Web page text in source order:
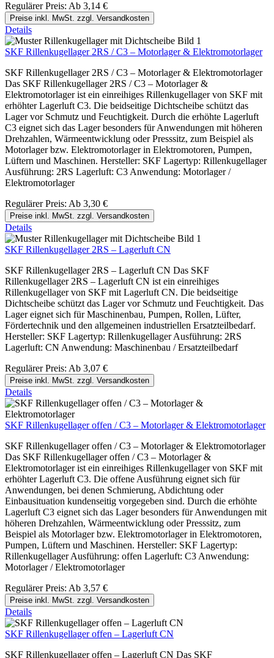
Regulärer Preis: Ab 3,14 €
Preise inkl. MwSt. zzgl. Versandkosten
Details
SKF Rillenkugellager 2RS / C3 – Motorlager & Elektromotorlager
SKF Rillenkugellager 2RS / C3 – Motorlager & Elektromotorlager
Das SKF Rillenkugellager 2RS / C3 – Motorlager &
Elektromotorlager ist ein einreihiges Rillenkugellager von SKF mit
erhöhter Lagerluft C3. Die beidseitige Dichtscheibe schützt das
Lager vor Schmutz und Feuchtigkeit. Durch die erhöhte Lagerluft
C3 eignet sich das Lager besonders für Anwendungen mit höheren
Drehzahlen, Wärmeentwicklung oder Presssitz, zum Beispiel als
Motorlager bzw. Elektromotorlager in Elektromotoren, Pumpen,
Lüftern und Maschinen. Hersteller: SKF Lagertyp: Rillenkugellager
Ausführung: 2RS Lagerluft: C3 Anwendung: Motorlager /
Elektromotorlager
Regulärer Preis: Ab 3,30 €
Preise inkl. MwSt. zzgl. Versandkosten
Details
SKF Rillenkugellager 2RS – Lagerluft CN
SKF Rillenkugellager 2RS – Lagerluft CN Das SKF
Rillenkugellager 2RS – Lagerluft CN ist ein einreihiges
Rillenkugellager von SKF mit Lagerluft CN. Die beidseitige
Dichtscheibe schützt das Lager vor Schmutz und Feuchtigkeit. Das
Lager eignet sich für Maschinenbau, Pumpen, Rollen, Lüfter,
Fördertechnik und den allgemeinen industriellen Ersatzteilbedarf.
Hersteller: SKF Lagertyp: Rillenkugellager Ausführung: 2RS
Lagerluft: CN Anwendung: Maschinenbau / Ersatzteilbedarf
Regulärer Preis: Ab 3,07 €
Preise inkl. MwSt. zzgl. Versandkosten
Details
SKF Rillenkugellager offen / C3 – Motorlager & Elektromotorlager
SKF Rillenkugellager offen / C3 – Motorlager & Elektromotorlager
Das SKF Rillenkugellager offen / C3 – Motorlager &
Elektromotorlager ist ein einreihiges Rillenkugellager von SKF mit
erhöhter Lagerluft C3. Die offene Ausführung eignet sich für
Anwendungen, bei denen Schmierung, Abdichtung oder
Einbausituation kundenseitig vorgegeben sind. Durch die erhöhte
Lagerluft C3 eignet sich das Lager besonders für Anwendungen mit
höheren Drehzahlen, Wärmeentwicklung oder Presssitz, zum
Beispiel als Motorlager bzw. Elektromotorlager in Elektromotoren,
Pumpen, Lüftern und Maschinen. Hersteller: SKF Lagertyp:
Rillenkugellager Ausführung: offen Lagerluft: C3 Anwendung:
Motorlager / Elektromotorlager
Regulärer Preis: Ab 3,57 €
Preise inkl. MwSt. zzgl. Versandkosten
Details
SKF Rillenkugellager offen – Lagerluft CN
SKF Rillenkugellager offen – Lagerluft CN Das SKF